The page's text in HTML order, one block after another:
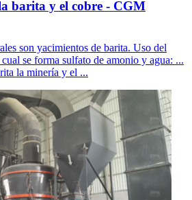
barita y el cobre - CGM
son yacimientos de barita. Uso del
se forma sulfato de amonio y agua: ...
la minería y el ...